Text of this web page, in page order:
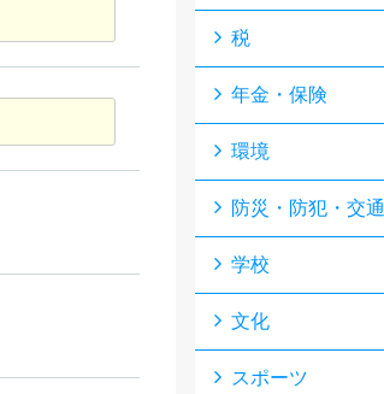
税
年金・保険
環境
防災・防犯・交通
学校
文化
スポーツ